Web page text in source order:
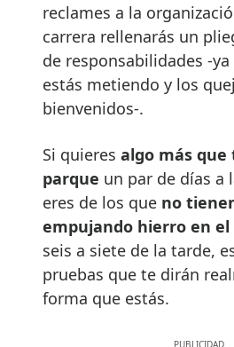
reclames a la
carrera rellenarás un
de responsabilidades -
estás metiendo y los
bienvenidos-.
Si quieres algo más
parque un par de días a
eres de los que no
empujando hierro en
seis a siete de la tarde,
pruebas que te dirán
forma que estás.